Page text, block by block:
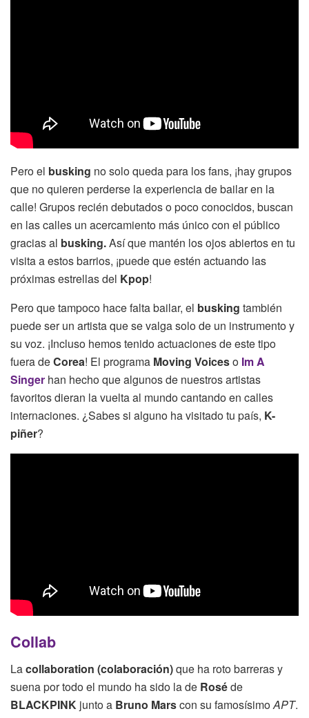
Pero el busking no solo queda para los fans, ¡hay grupos
que no quieren perderse la experiencia de bailar en la
calle! Grupos recién debutados o poco conocidos, buscan
en las calles un acercamiento más único con el público
gracias al busking.Así que mantén los ojos abiertos en tu
visita a estos barrios, ¡puede que estén actuando las
próximas estrellas del Kpop!
Pero que tampoco hace falta bailar, el busking también
puede ser un artista que se valga solo de un instrumento y
su voz. ¡Incluso hemos tenido actuaciones de este tipo
fuera deCorea! El programa Moving Voiceso Im A
Singer han hecho que algunos de nuestros artistas
favoritos dieran la vuelta al mundo cantando en calles
internaciones. ¿Sabes si alguno ha visitado tu país, K-
piñer?
Collab
Lacollaboration (colaboración)que ha roto barreras y
suena por todo el mundo ha sido la de Roséde
BLACKPINK junto a Bruno Marscon su famosísimoAPT.